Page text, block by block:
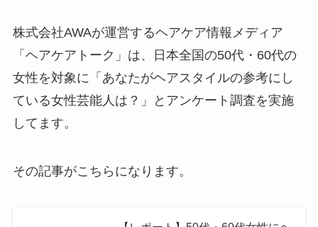
株式会社AWAが運営するヘアケア情報メディア
「ヘアケアトーク」は、日本全国の50代・60代の
女性を対象に「あなたがヘアスタイルの参考にし
ている女性芸能人は？」とアンケート調査を実施
してます。
その記事がこちらになります。